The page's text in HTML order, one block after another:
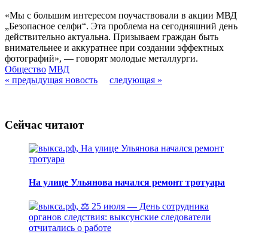
«Мы с большим интересом поучаствовали в акции МВД
„Безопасное селфи“. Эта проблема на сегодняшний день
действительно актуальна. Призываем граждан быть
внимательнее и аккуратнее при создании эффектных
фотографий», — говорят молодые металлурги.
Общество МВД
« предыдущая новость
следующая »
Сейчас читают
На улице Ульянова начался ремонт тротуара